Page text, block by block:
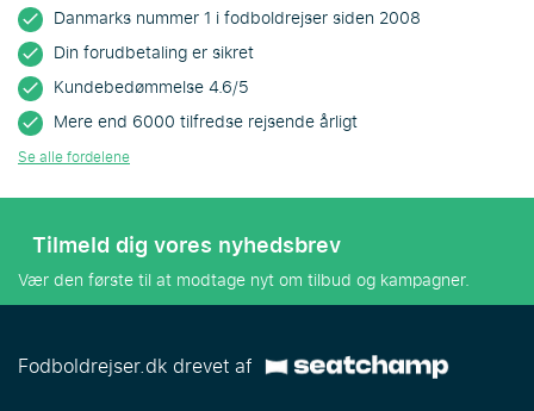
Danmarks nummer 1 i fodboldrejser siden 2008
Din forudbetaling er sikret
Kundebedømmelse 4.6/5
Mere end 6000 tilfredse rejsende årligt
Se alle fordelene
Tilmeld dig vores nyhedsbrev
Vær den første til at modtage nyt om tilbud og kampagner.
Fodboldrejser.dk drevet af